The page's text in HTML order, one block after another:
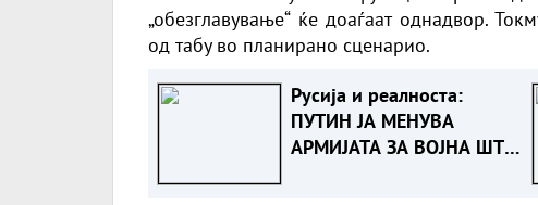
„обезглавување“ ќе доаѓаат однадвор.
од табу во планирано сценарио.
Русија и реалноста:
ПУТИН ЈА МЕНУВА
АРМИЈАТА ЗА ВОЈНА ШТО